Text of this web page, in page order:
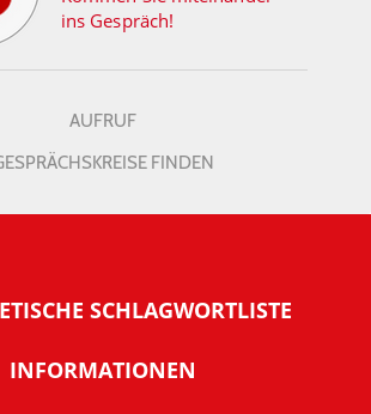
ins Gespräch!
AUFRUF
FINDEN
SCHLAGWORTLISTE
INFORMATIONEN